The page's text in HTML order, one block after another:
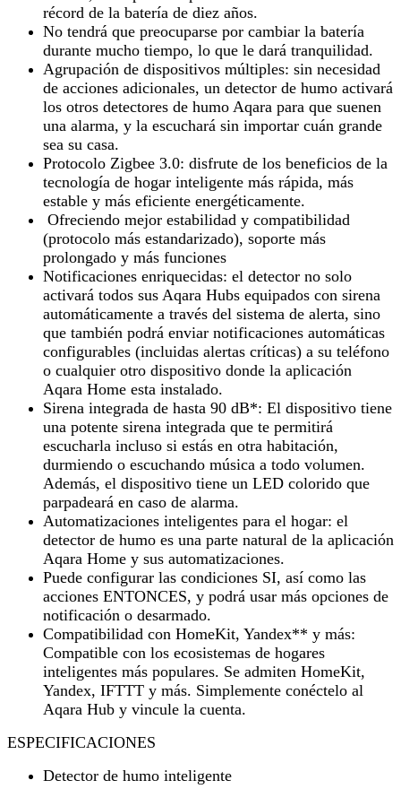
récord de la batería de diez años.
No tendrá que preocuparse por cambiar la batería
durante mucho tiempo, lo que le dará tranquilidad.
Agrupación de dispositivos múltiples: sin necesidad
de acciones adicionales, un detector de humo activará
los otros detectores de humo Aqara para que suenen
una alarma, y ​​la escuchará sin importar cuán grande
sea su casa.
Protocolo Zigbee 3.0: disfrute de los beneficios de la
tecnología de hogar inteligente más rápida, más
estable y más eficiente energéticamente.
Ofreciendo mejor estabilidad y compatibilidad
(protocolo más estandarizado), soporte más
prolongado y más funciones
Notificaciones enriquecidas: el detector no solo
activará todos sus Aqara Hubs equipados con sirena
automáticamente a través del sistema de alerta, sino
que también podrá enviar notificaciones automáticas
configurables (incluidas alertas críticas) a su teléfono
o cualquier otro dispositivo donde la aplicación
Aqara Home esta instalado.
Sirena integrada de hasta 90 dB*: El dispositivo tiene
una potente sirena integrada que te permitirá
escucharla incluso si estás en otra habitación,
durmiendo o escuchando música a todo volumen.
Además, el dispositivo tiene un LED colorido que
parpadeará en caso de alarma.
Automatizaciones inteligentes para el hogar: el
detector de humo es una parte natural de la aplicación
Aqara Home y sus automatizaciones.
Puede configurar las condiciones SI, así como las
acciones ENTONCES, y podrá usar más opciones de
notificación o desarmado.
Compatibilidad con HomeKit, Yandex** y más:
Compatible con los ecosistemas de hogares
inteligentes más populares. Se admiten HomeKit,
Yandex, IFTTT y más. Simplemente conéctelo al
Aqara Hub y vincule la cuenta.
ESPECIFICACIONES
Detector de humo inteligente